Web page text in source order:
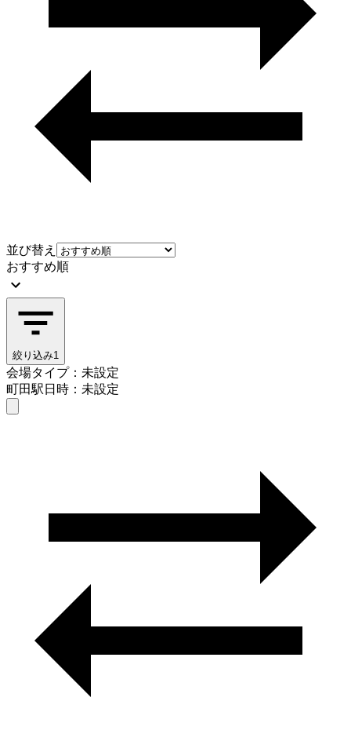
並び替え
おすすめ順
絞り込み1
会場タイプ：未設定
町田駅日時：未設定